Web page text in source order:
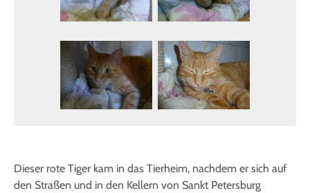
Dieser rote Tiger kam in das Tierheim, nachdem er sich auf
den Straßen und in den Kellern von Sankt Petersburg